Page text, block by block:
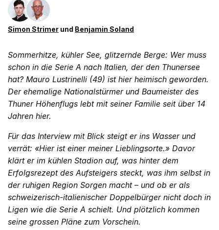
Simon Strimer und Benjamin Soland
Sommerhitze, kühler See, glitzernde Berge: Wer muss
schon in die Serie A nach Italien, der den Thunersee
hat? Mauro Lustrinelli (49) ist hier heimisch geworden.
Der ehemalige Nationalstürmer und Baumeister des
Thuner Höhenflugs lebt mit seiner Familie seit über 14
Jahren hier.
Für das Interview mit Blick steigt er ins Wasser und
verrät: «Hier ist einer meiner Lieblingsorte.» Davor
klärt er im kühlen Stadion auf, was hinter dem
Erfolgsrezept des Aufsteigers steckt, was ihm selbst in
der ruhigen Region Sorgen macht – und ob er als
schweizerisch-italienischer Doppelbürger nicht doch in
Ligen wie die Serie A schielt. Und plötzlich kommen
seine grossen Pläne zum Vorschein.